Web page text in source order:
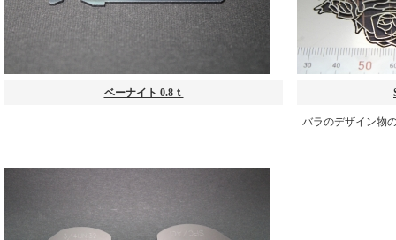
ベーナイト 0.8ｔ
バラのデザイン物